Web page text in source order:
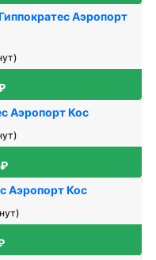
Аэропорт
Аэропорт Кос
Аэропорт Кос